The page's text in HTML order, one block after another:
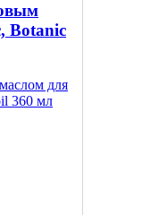
Botanic